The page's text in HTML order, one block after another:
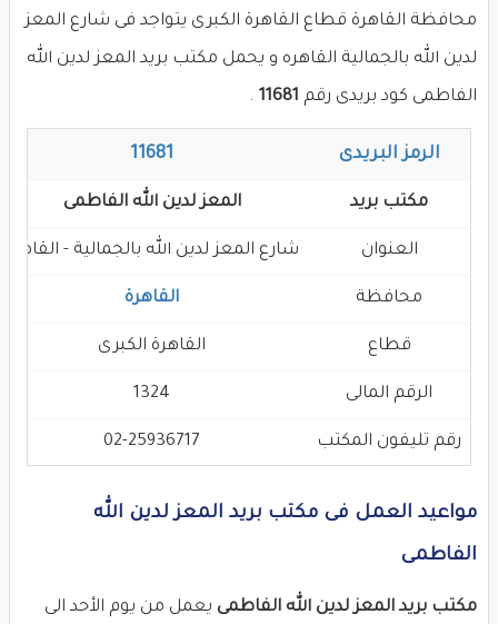
محافظة القاهرة قطاع القاهرة الكبرى يتواجد فى شارع المعز
لدين الله بالجمالية القاهره و يحمل مكتب بريد المعز لدين الله
الفاطمى كود بريدى رقم 11681
.
الرمز البريدى 11681
مكتب بريد المعز لدين الله الفاطمى
العنوان شارع المعز لدين الله بالجمالية - القاهره
محافظة القاهرة
قطاع القاهرة الكبرى
الرقم المالى 1324
رقم تليفون المكتب 02-25936717
مواعيد العمل فى مكتب بريد المعز لدين الله
الفاطمى
مكتب بريد المعز لدين الله الفاطمى يعمل من يوم الأحد الى